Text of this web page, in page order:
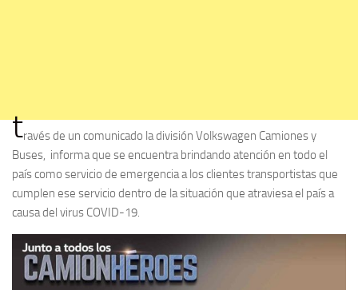
través de un comunicado la división Volkswagen Camiones y
Buses, informa que se encuentra brindando atención en todo el
país como servicio de emergencia a los clientes transportistas que
cumplen ese servicio dentro de la situación que atraviesa el país a
causa del virus COVID-19.